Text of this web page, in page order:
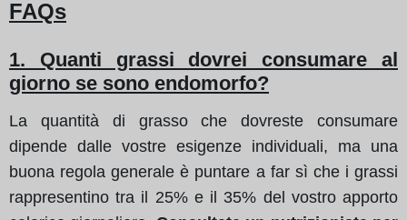
FAQs
1. Quanti grassi dovrei consumare al
giorno se sono endomorfo?
La quantità di grasso che dovreste consumare
dipende dalle vostre esigenze individuali, ma una
buona regola generale è puntare a far sì che i grassi
rappresentino tra il 25% e il 35% del vostro apporto